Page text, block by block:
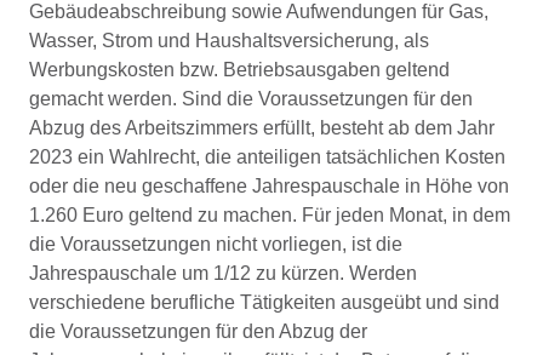
Gebäudeabschreibung sowie Aufwendungen für Gas,
Wasser, Strom und Haushaltsversicherung, als
Werbungskosten bzw. Betriebsausgaben geltend
gemacht werden. Sind die Voraussetzungen für den
Abzug des Arbeitszimmers erfüllt, besteht ab dem Jahr
2023 ein Wahlrecht, die anteiligen tatsächlichen Kosten
oder die neu geschaffene Jahrespauschale in Höhe von
1.260 Euro geltend zu machen. Für jeden Monat, in dem
die Voraussetzungen nicht vorliegen, ist die
Jahrespauschale um 1/12 zu kürzen. Werden
verschiedene berufliche Tätigkeiten ausgeübt und sind
die Voraussetzungen für den Abzug der